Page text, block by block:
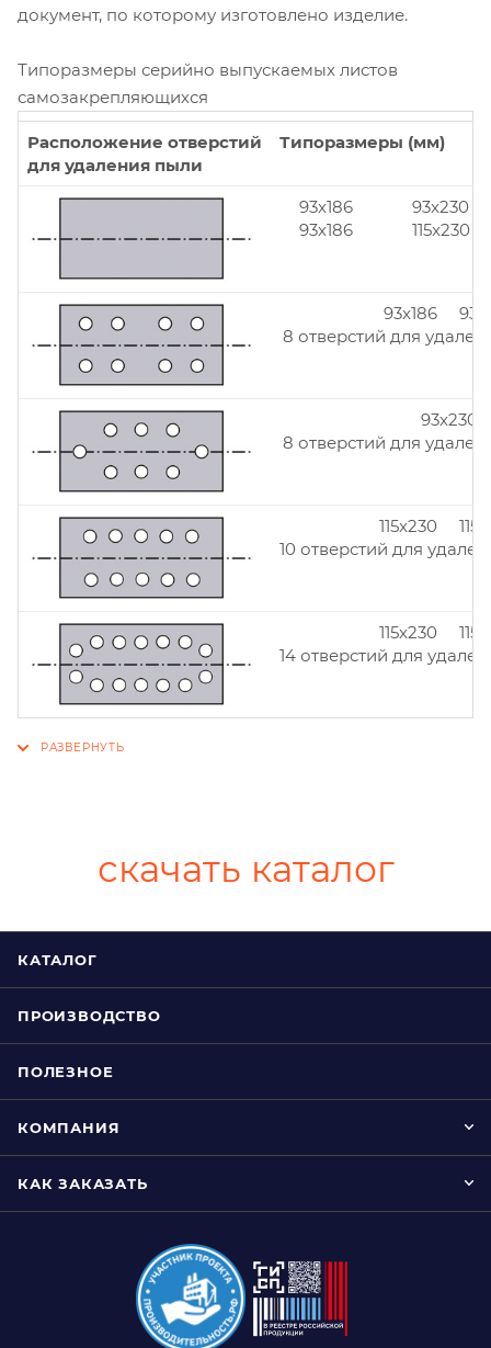
документ, по которому изготовлено изделие.
Типоразмеры серийно выпускаемых листов
самозакрепляющихся
Расположение отверстий
для удаления пыли
Типоразмеры (мм)
93x186
93x186
93x230
115x230
93x186
8 отверстий для
93x230
8 отверстий для
115x230
10 отверстий для
115x230
14 отверстий для
скачать каталог
КАТАЛОГ
ПРОИЗВОДСТВО
ПОЛЕЗНОЕ
КОМПАНИЯ
КАК ЗАКАЗАТЬ